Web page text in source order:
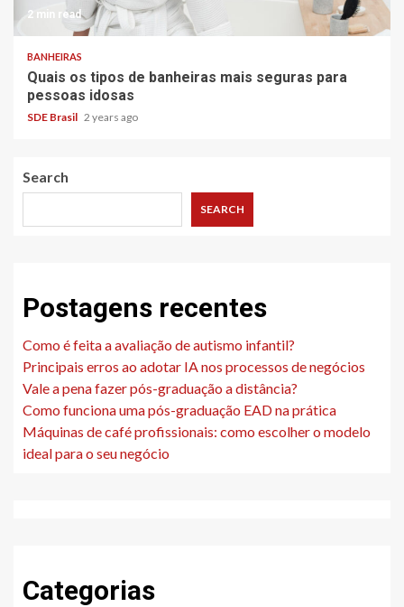
2 min read
BANHEIRAS
Quais os tipos de banheiras mais seguras para
pessoas idosas
SDE Brasil 2 years ago
Search
SEARCH
Postagens recentes
Como é feita a avaliação de autismo infantil?
Principais erros ao adotar IA nos processos de negócios
Vale a pena fazer pós-graduação a distância?
Como funciona uma pós-graduação EAD na prática
Máquinas de café profissionais: como escolher o modelo
ideal para o seu negócio
Categorias